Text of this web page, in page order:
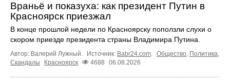
Враньё и показуха: как президент Путин в
Красноярск приезжал
В конце прошлой недели по Красноярску поползли слухи о
скором приезде президента страны Владимира Путина.
Автор: Валерий Лужный. Источник: Babr24.com. Общество, Политика,
Скандалы
Красноярск 4688 06.08.2026